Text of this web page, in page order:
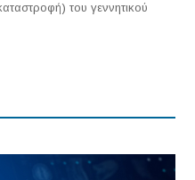
του γεννητικού